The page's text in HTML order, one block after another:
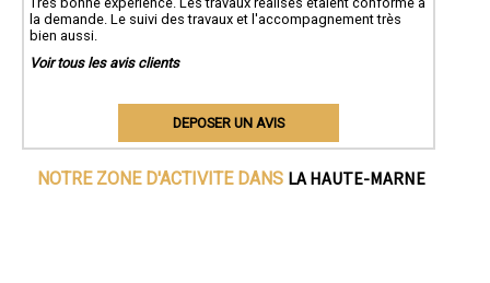
la demande. Le suivi des travaux et l'accompagnement très
bien aussi.
Voir tous les avis clients
DEPOSER UN AVIS
NOTRE ZONE D'ACTIVITE DANS LA HAUTE-MARNE